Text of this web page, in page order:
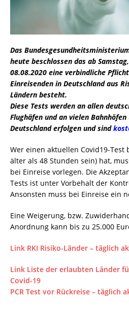
Das
heute beschlossen das ab Samstag,
08.08.2020 eine verbindliche
Einreisenden in Deutschland aus
Ländern besteht.
Diese Tests werden an allen
Flughäfen und an vielen
Deutschland erfolgen und sind
Wer einen aktuellen Covid19-
älter als 48 Stunden sein) hat,
bei Einreise vorlegen. Die
Tests ist unter Vorbehalt der
Ansonsten muss bei Einreise ein
Eine Weigerung, bzw.
Anordnung kann bis zu 25.000
Link RKI Risiko-Länder – täglich
Link Liste der erlaubten Länder
Covid-19
PCR Test vor Rückreise – täglich